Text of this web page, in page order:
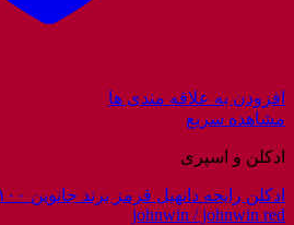
افزودن به علاقه مندی ها
مشاهده سریع
ادکلن و اسپری
johnwin / johnwin red